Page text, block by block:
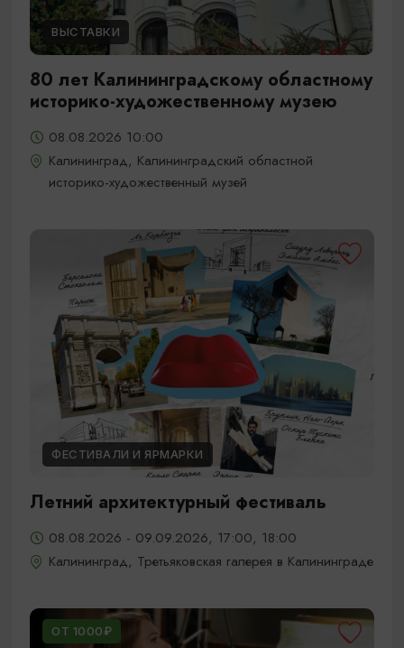
ВЫСТАВКИ
80 лет Калининградскому областному
историко-художественному музею
08.08.2026 10:00
Калининград, Калининградский областной
историко-художественный музей
ФЕСТИВАЛИ И ЯРМАРКИ
Летний архитектурный фестиваль
08.08.2026 - 09.09.2026, 17:00, 18:00
Калининград, Третьяковская галерея в Калининграде
ОТ 1000₽